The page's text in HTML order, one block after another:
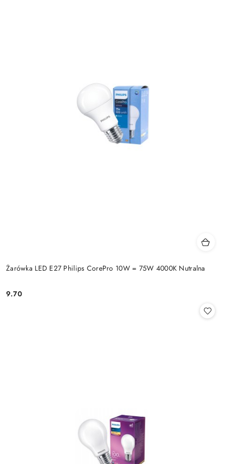
Żarówka LED E27 Philips CorePro 10W = 75W 4000K Nutralna
Cena:
9.70